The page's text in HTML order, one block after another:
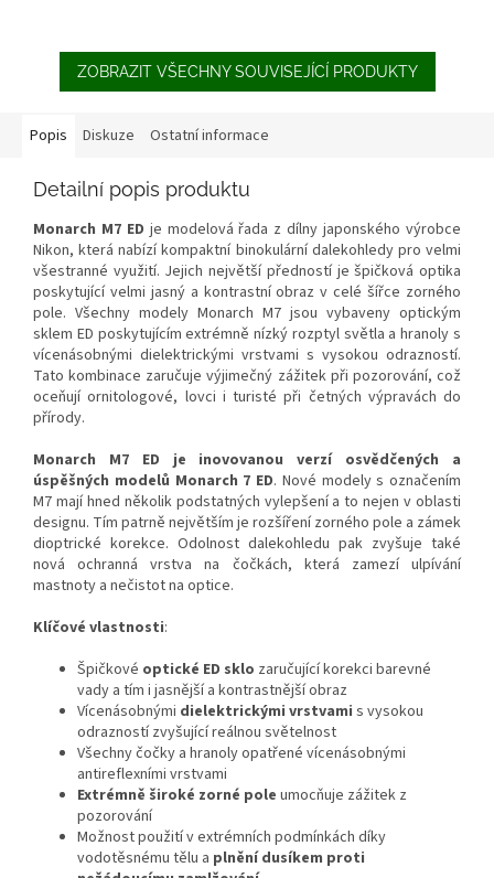
ZOBRAZIT VŠECHNY SOUVISEJÍCÍ PRODUKTY
Popis Diskuze Ostatní informace
Detailní popis produktu
Monarch M7 ED je modelová řada z dílny japonského výrobce
Nikon, která nabízí kompaktní binokulární dalekohledy pro velmi
všestranné využití. Jejich největší předností je špičková optika
poskytující velmi jasný a kontrastní obraz v celé šířce zorného
pole. Všechny modely Monarch M7 jsou vybaveny optickým
sklem ED poskytujícím extrémně nízký rozptyl světla a hranoly s
vícenásobnými dielektrickými vrstvami s vysokou odrazností.
Tato kombinace zaručuje výjimečný zážitek při pozorování, což
oceňují ornitologové, lovci i turisté při četných výpravách do
přírody.
Monarch M7 ED je inovovanou verzí osvědčených a
úspěšných modelů Monarch 7 ED. Nové modely s označením
M7 mají hned několik podstatných vylepšení a to nejen v oblasti
designu. Tím patrně největším je rozšíření zorného pole a zámek
dioptrické korekce. Odolnost dalekohledu pak zvyšuje také
nová ochranná vrstva na čočkách, která zamezí ulpívání
mastnoty a nečistot na optice.
Klíčové vlastnosti:
Špičkové optické ED sklo zaručující korekci barevné
vady a tím i jasnější a kontrastnější obraz
Vícenásobnými dielektrickými vrstvami s vysokou
odrazností zvyšující reálnou světelnost
Všechny čočky a hranoly opatřené vícenásobnými
antireflexními vrstvami
Extrémně široké zorné pole umocňuje zážitek z
pozorování
Možnost použití v extrémních podmínkách díky
vodotěsnému tělu a plnění dusíkem proti